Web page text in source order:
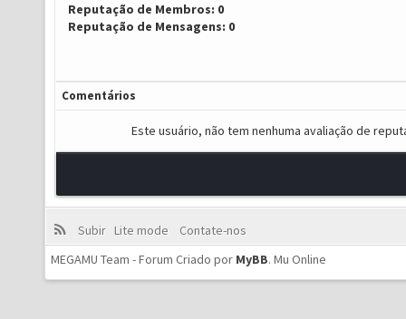
Reputação de Membros: 0
Reputação de Mensagens: 0
Comentários
Este usuário, não tem nenhuma avaliação de
Subir Lite mode
Contate-nos
MEGAMU Team - Forum Criado por MyBB. Mu Online